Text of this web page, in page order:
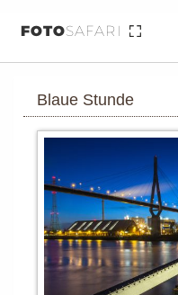
FOTOSAFARI
Blaue Stunde